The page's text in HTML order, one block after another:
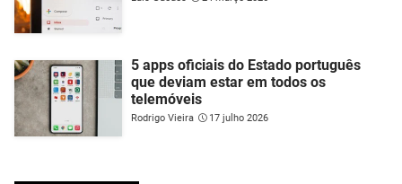
5 apps oficiais do Estado português
que deviam estar em todos os
telemóveis
Rodrigo Vieira 17 julho 2026